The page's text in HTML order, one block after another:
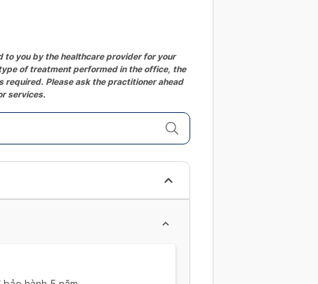
to you by the healthcare provider for your
of treatment performed in the office, the
Please ask the practitioner ahead
services.